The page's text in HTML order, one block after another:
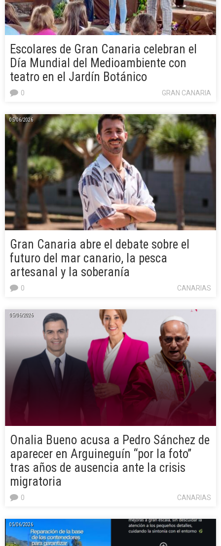
Escolares de Gran Canaria celebran el
Día Mundial del Medioambiente con
teatro en el Jardín Botánico
GRAN CANARIA
0
05/06/2026
Gran Canaria abre el debate sobre el
futuro del mar canario, la pesca
artesanal y la soberanía
CANARIAS
0
05/06/2026
Onalia Bueno acusa a Pedro Sánchez de
aparecer en Arguineguín “por la foto”
tras años de ausencia ante la crisis
migratoria
CANARIAS
0
05/06/2026